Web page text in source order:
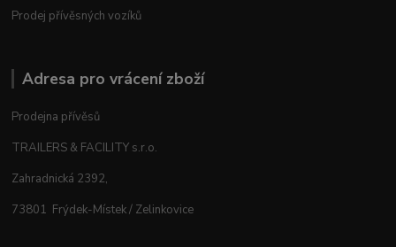
Prodej přívěsných vozíků
Adresa pro vrácení zboží
Prodejna přívěsů
TRAILERS & FACILITY s.r.o.
Zahradnická 2392,
73801 Frýdek-Místek / Zelinkovice